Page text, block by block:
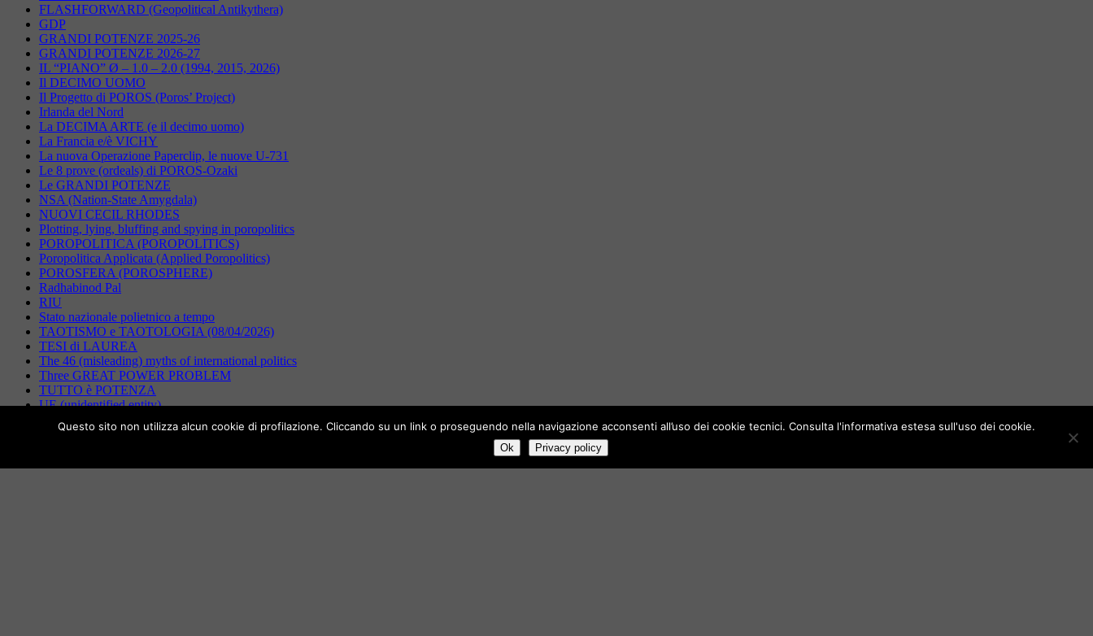
FLASHFORWARD (Geopolitical Antikythera)
GDP
GRANDI POTENZE 2025-26
GRANDI POTENZE 2026-27
IL “PIANO” Ø – 1.0 – 2.0 (1994, 2015, 2026)
Il DECIMO UOMO
Il Progetto di POROS (Poros’ Project)
Irlanda del Nord
La DECIMA ARTE (e il decimo uomo)
La Francia e/è VICHY
La nuova Operazione Paperclip, le nuove U-731
Le 8 prove (ordeals) di POROS-Ozaki
Le GRANDI POTENZE
NSA (Nation-State Amygdala)
NUOVI CECIL RHODES
Plotting, lying, bluffing and spying in poropolitics
POROPOLITICA (POROPOLITICS)
Poropolitica Applicata (Applied Poropolitics)
POROSFERA (POROSPHERE)
Radhabinod Pal
RIU
Stato nazionale polietnico a tempo
TAOTISMO e TAOTOLOGIA (08/04/2026)
TESI di LAUREA
The 46 (misleading) myths of international politics
Three GREAT POWER PROBLEM
TUTTO è POTENZA
UE (unidentified entity)
US Absolute Supremacy (no decline no imperial fatigue!!) but no more Hegemony !
Viaggiatori, Osservatori, Ingannatori, Correttori
Questo sito non utilizza alcun cookie di profilazione. Cliccando su un link o proseguendo nella navigazione acconsenti all’uso dei cookie tecnici. Consulta l'informativa estesa sull'uso dei cookie.
Ok Privacy policy